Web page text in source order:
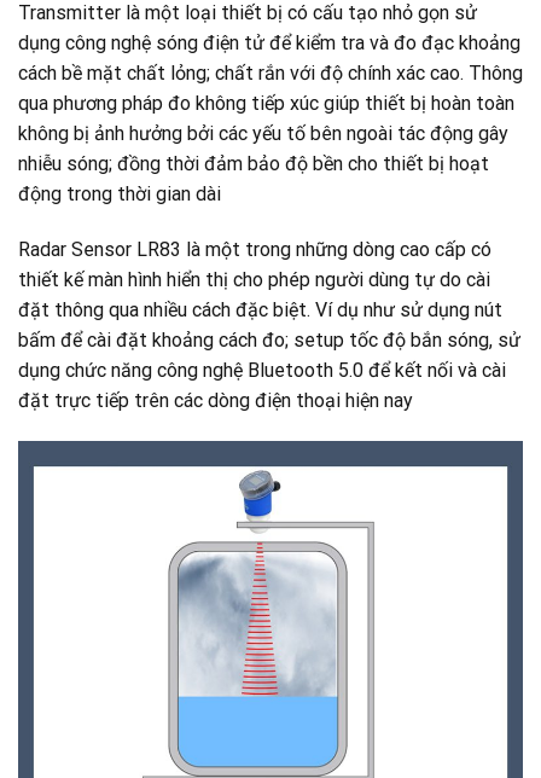
Transmitter là một loại thiết bị có cấu tạo nhỏ gọn sử
dụng công nghệ sóng điện tử để kiểm tra và đo đạc khoảng
cách bề mặt chất lỏng; chất rắn với độ chính xác cao. Thông
qua phương pháp đo không tiếp xúc giúp thiết bị hoàn toàn
không bị ảnh hưởng bởi các yếu tố bên ngoài tác động gây
nhiễu sóng; đồng thời đảm bảo độ bền cho thiết bị hoạt
động trong thời gian dài
Radar Sensor LR83 là một trong những dòng cao cấp có
thiết kế màn hình hiển thị cho phép người dùng tự do cài
đặt thông qua nhiều cách đặc biệt. Ví dụ như sử dụng nút
bấm để cài đặt khoảng cách đo; setup tốc độ bắn sóng, sử
dụng chức năng công nghệ Bluetooth 5.0 để kết nối và cài
đặt trực tiếp trên các dòng điện thoại hiện nay